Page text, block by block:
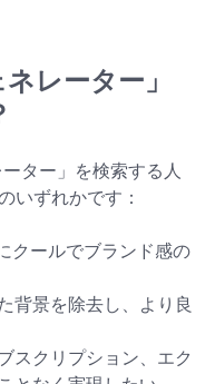
レーター」
ター」を検索する人
いずれかです：
クールでブランド感の
背景を除去し、より良
スクリプション、エク